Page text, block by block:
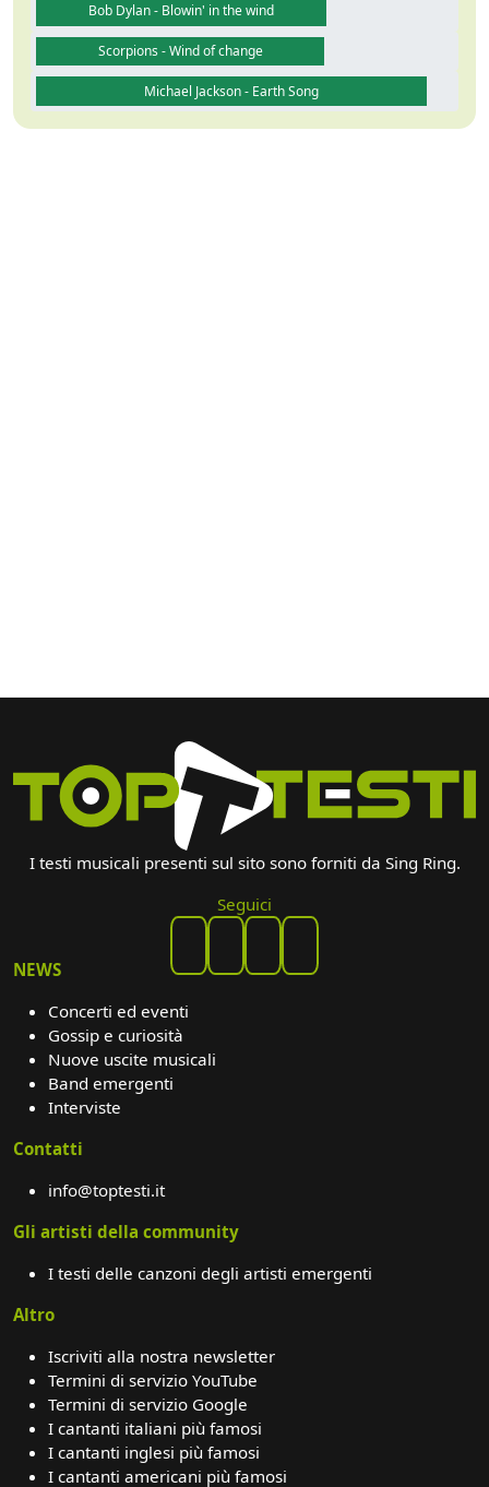
Bob Dylan - Blowin' in the wind
Scorpions - Wind of change
Michael Jackson - Earth Song
I testi musicali presenti sul sito sono forniti da Sing Ring.
Seguici
NEWS
Concerti ed eventi
Gossip e curiosità
Nuove uscite musicali
Band emergenti
Interviste
Contatti
info@toptesti.it
Gli artisti della community
I testi delle canzoni degli artisti emergenti
Altro
Iscriviti alla nostra newsletter
Termini di servizio YouTube
Termini di servizio Google
I cantanti italiani più famosi
I cantanti inglesi più famosi
I cantanti americani più famosi